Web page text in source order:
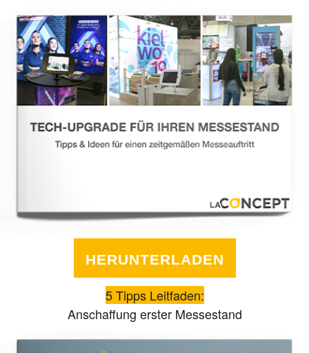
HERUNTERLADEN
5 Tipps Leitfaden:
Anschaffung erster Messestand